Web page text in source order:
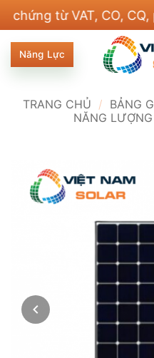
nội
dung
từ VAT, CO, CQ,
Năng Lực
TRANG CHỦ / BẢNG
NĂNG